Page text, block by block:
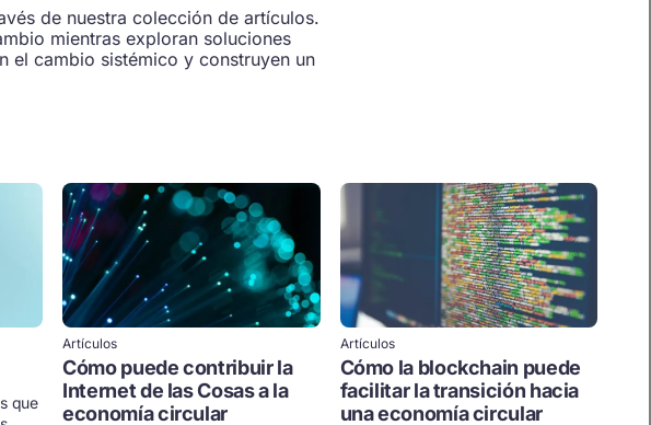
de nuestra colección de artículos.
mientras exploran soluciones
el cambio sistémico y construyen un
que
Artículos
Cómo puede contribuir la
Internet de las Cosas a la
economía circular
Artículos
Cómo la blockchain puede
facilitar la transición hacia
una economía circular